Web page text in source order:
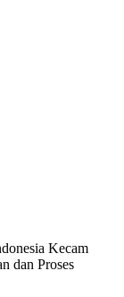
Kecam
dan Proses